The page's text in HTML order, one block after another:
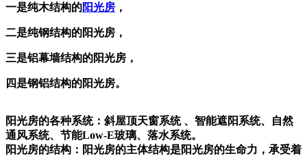
一是纯木结构的阳光房 ，
二是纯钢结构的阳光房，
三是铝幕墙结构的阳光房，
四是钢铝结构的阳光房。
阳光房的各种系统：斜屋顶天窗系统 、智能遮阳系统、自然
通风系统、节能Low-E玻璃、落水系统。
阳光房的结构：阳光房的主体结构是阳光房的生命力，承受着